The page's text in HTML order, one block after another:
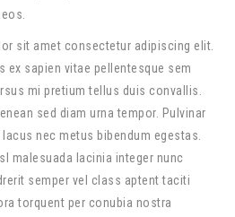
sit amet consectetur adipiscing elit.
ex sapien vitae pellentesque sem
mi pretium tellus duis convallis.
sed diam urna tempor. Pulvinar
nec metus bibendum egestas.
malesuada lacinia integer nunc
semper vel class aptent taciti
torquent per conubia nostra